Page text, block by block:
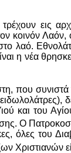
εις
κοινόν
λαό.
η νέα
συνιστά
δεν
και του
Ο
όλες του
Χριστιανών